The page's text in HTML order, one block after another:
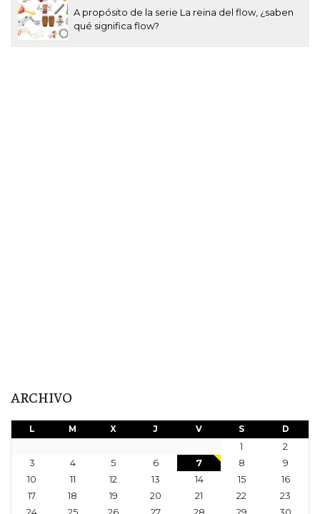
A propósito de la serie La reina del flow, ¿saben
qué significa flow?
ARCHIVO
L M X J V S D
1
2
3
4 5 6 7 8
9
10
11 12 13 14 15
16
17
18 19 20 21 22
23